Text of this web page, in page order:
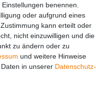
benennen.
oder aufgrund eines
kann erteilt oder
nicht einzuwilligen und die
zu ändern oder zu
und weitere Hinweise
in unserer Daten­schutz­